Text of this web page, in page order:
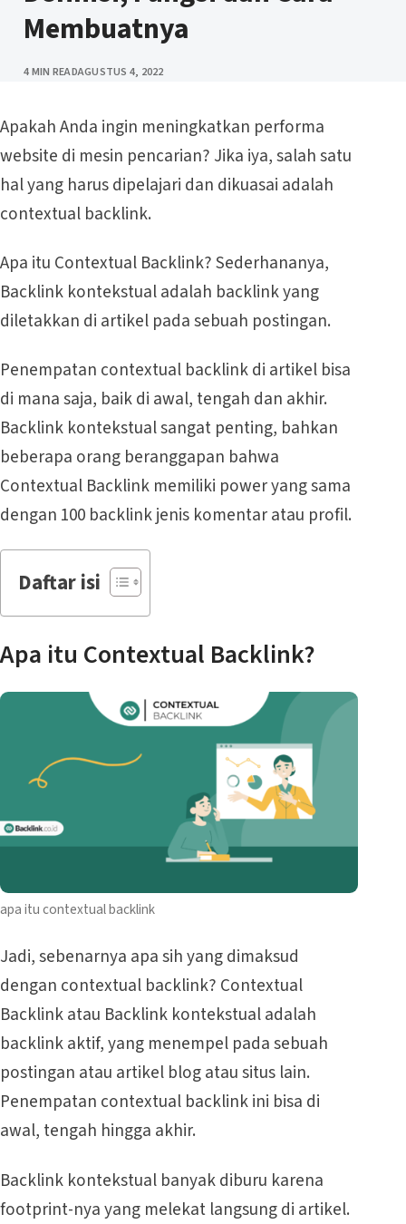
Membuatnya
4 MIN READPUBLISHED
AGUSTUS 4, 2022
Apakah Anda ingin meningkatkan performa
website di mesin pencarian? Jika iya, salah satu
hal yang harus dipelajari dan dikuasai adalah
contextual backlink.
Apa itu Contextual Backlink? Sederhananya,
Backlink kontekstual adalah backlink yang
diletakkan di artikel pada sebuah postingan.
Penempatan contextual backlink di artikel bisa
di mana saja, baik di awal, tengah dan akhir.
Backlink kontekstual sangat penting, bahkan
beberapa orang beranggapan bahwa
Contextual Backlink memiliki power yang sama
dengan 100 backlink jenis komentar atau profil.
Daftar isi
Apa itu Contextual Backlink?
apa itu contextual backlink
Jadi, sebenarnya apa sih yang dimaksud
dengan contextual backlink? Contextual
Backlink atau Backlink kontekstual adalah
backlink aktif, yang menempel pada sebuah
postingan atau artikel blog atau situs lain.
Penempatan contextual backlink ini bisa di
awal, tengah hingga akhir.
Backlink kontekstual banyak diburu karena
footprint-nya yang melekat langsung di artikel.